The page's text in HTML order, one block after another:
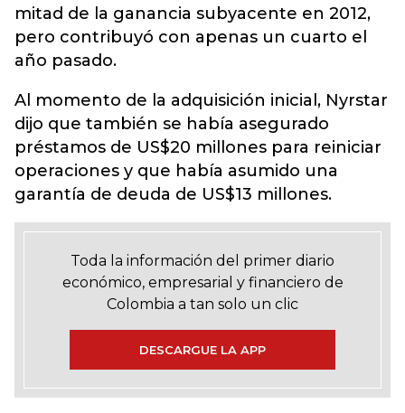
mitad de la ganancia subyacente en 2012,
pero contribuyó con apenas un cuarto el
año pasado.
Al momento de la adquisición inicial, Nyrstar
dijo que también se había asegurado
préstamos de US$20 millones para reiniciar
operaciones y que había asumido una
garantía de deuda de US$13 millones.
Toda la información del primer diario
económico, empresarial y financiero de
Colombia a tan solo un clic
DESCARGUE LA APP